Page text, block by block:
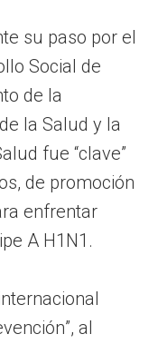
su paso por el
Social de
de la
la Salud y la
fue “clave”
de promoción
enfrentar
A H1N1.
al